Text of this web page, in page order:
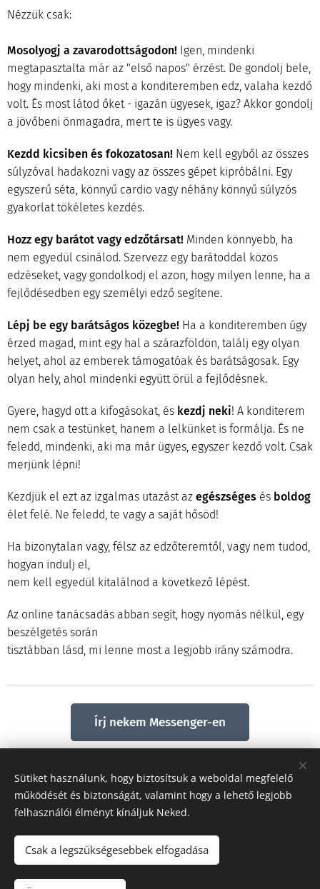
Nézzük csak:
Mosolyogj a zavarodottságodon! Igen, mindenki
megtapasztalta már az "első napos" érzést. De gondolj bele,
hogy mindenki, aki most a konditeremben edz, valaha kezdő
volt. És most látod őket - igazán ügyesek, igaz? Akkor gondolj
a jövőbeni önmagadra, mert te is ügyes vagy.
Kezdd kicsiben és fokozatosan! Nem kell egyből az összes
súlyzóval hadakozni vagy az összes gépet kipróbálni. Egy
egyszerű séta, könnyű cardio vagy néhány könnyű súlyzós
gyakorlat tökéletes kezdés.
Hozz egy barátot vagy edzőtársat! Minden könnyebb, ha
nem egyedül csinálod. Szervezz egy barátoddal közös
edzéseket, vagy gondolkodj el azon, hogy milyen lenne, ha a
fejlődésedben egy személyi edző segítene.
Lépj be egy barátságos közegbe! Ha a konditeremben úgy
érzed magad, mint egy hal a szárazföldön, találj egy olyan
helyet, ahol az emberek támogatóak és barátságosak. Egy
olyan hely, ahol mindenki együtt örül a fejlődésnek.
Gyere, hagyd ott a kifogásokat, és kezdj neki! A konditerem
nem csak a testünket, hanem a lelkünket is formálja. És ne
feledd, mindenki, aki ma már ügyes, egyszer kezdő volt. Csak
merjünk lépni!
Kezdjük el ezt az izgalmas utazást az egészséges és boldog
élet felé. Ne feledd, te vagy a saját hősöd!
Ha bizonytalan vagy, félsz az edzőteremtől, vagy nem tudod,
hogyan indulj el,
nem kell egyedül kitalálnod a következő lépést.
Az online tanácsadás abban segít, hogy nyomás nélkül, egy
beszélgetés során
tisztábban lásd, mi lenne most a legjobb irány számodra.
Írj nekem Messenger-en
Share
Sütiket használunk, hogy biztosítsuk a weboldal megfelelő
működését és biztonságát, valamint hogy a lehető legjobb
felhasználói élményt kínáljuk Neked.
Csak a legszükségesebbek elfogadása